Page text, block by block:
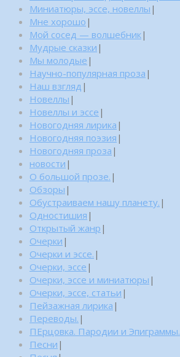
Миниатюры, эссе, новеллы |
Мне хорошо |
Мой сосед — волшебник|
Мудрые сказки |
Мы молодые |
Научно-популярная проза |
Наш взгляд |
Новеллы |
Новеллы и эссе |
Новогодняя лирика |
Новогодняя поэзия |
Новогодняя проза |
новости |
О большой прозе. |
Обзоры |
Обустраиваем нашу планету. |
Одностишия |
Открытый жанр |
Очерки |
Очерки и эссе. |
Очерки, эссе |
Очерки, эссе и миниатюры |
Очерки, эссе, статьи |
Пейзажная лирика |
Переводы. |
ПЕрцовка. Пародии и Эпиграммы.
Песни |